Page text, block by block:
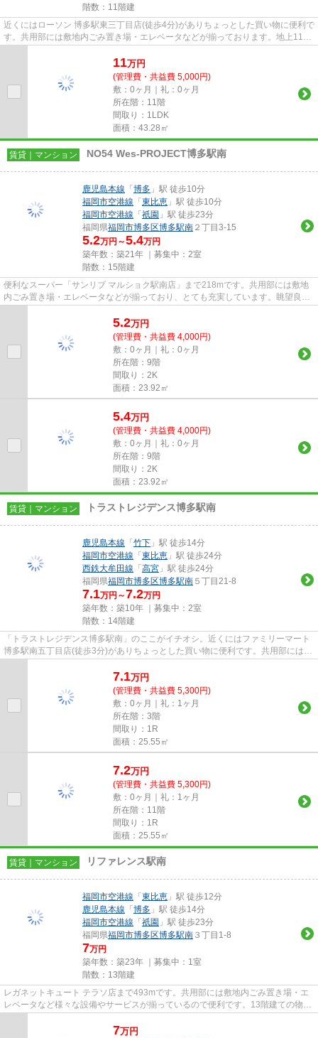
階数：11階建
近くにはローソン 博多駅東三丁目店(徒歩4分)がありちょっとした買い物に便利で
す。共用部には敷地内ごみ置き場・エレベータなどが揃っております。地上11階
建てのマンションをご紹介...
11万円
(管理費・共益費 5,000円)
敷：0ヶ月｜礼：0ヶ月
所在階：11階
間取り：1LDK
面積：43.28㎡
賃貸｜マンション NO54 Wes-PROJECT博多駅南
鹿児島本線 「博多 」駅 徒歩10分
福岡市空港線 「東比恵 」駅 徒歩10分
福岡市空港線 「祇園 」駅 徒歩23分
福岡県福岡市博多区博多駅南 ２丁目3-15
5.2万円～5.4万円
築年数：築21年 ｜募集中： 2室
階数：15階建
便利なスーパー「サンリブ マルショク駅南店」まで218mです。共用部には敷地
内ごみ置き場・エレベータなどが揃っており、とても充実しています。眺望良好
なエリアで魅力的です。2駅利...
5.2万円
(管理費・共益費 4,000円)
敷：0ヶ月｜礼：0ヶ月
所在階：9階
間取り：2K
面積：23.92㎡
5.4万円
(管理費・共益費 4,000円)
敷：0ヶ月｜礼：0ヶ月
所在階：9階
間取り：2K
面積：23.92㎡
賃貸｜マンション トラストレジデンス博多駅南
鹿児島本線 「竹下 」駅 徒歩14分
福岡市空港線 「東比恵 」駅 徒歩24分
西鉄大牟田線 「高宮 」駅 徒歩24分
福岡県福岡市博多区博多駅南 ５丁目21-8
7.1万円～7.2万円
築年数：築10年 ｜募集中： 2室
階数：14階建
「トラストレジデンス博多駅南」のここがイチオシ。近くにはファミリーマート
博多駅南五丁目店(徒歩3分)がありちょっとした買い物に便利です。共用部にはエ
レベータ・敷地内ごみ置き場...
7.1万円
(管理費・共益費 5,300円)
敷：0ヶ月｜礼：1ヶ月
所在階：3階
間取り：1R
面積：25.55㎡
7.2万円
(管理費・共益費 5,300円)
敷：0ヶ月｜礼：1ヶ月
所在階：11階
間取り：1R
面積：25.55㎡
賃貸｜マンション リファレンス駅南
福岡市空港線 「東比恵 」駅 徒歩12分
鹿児島本線 「博多 」駅 徒歩14分
福岡市空港線 「祇園 」駅 徒歩23分
福岡県福岡市博多区博多駅南 ３丁目1-8
7万円
築年数：築23年 ｜募集中： 1室
階数：13階建
レガネットキュート テラソ店まで493mです。共用部には敷地内ごみ置き場・エ
レベータなど様々な設備やサービスが揃っているので便利です。13階建ての物件
を是非ご覧ください。2駅利用...
7万円